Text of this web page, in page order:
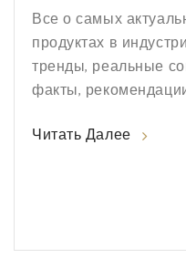
Все о самых
продуктах в
тренды, реальные
факты,
Читать Далее